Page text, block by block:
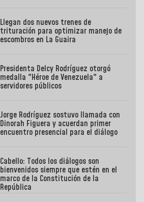
Llegan dos nuevos trenes de
trituración para optimizar manejo de
escombros en La Guaira
Presidenta Delcy Rodríguez otorgó
medalla "Héroe de Venezuela" a
servidores públicos
Jorge Rodríguez sostuvo llamada con
Dinorah Figuera y acuerdan primer
encuentro presencial para el diálogo
Cabello: Todos los diálogos son
bienvenidos siempre que estén en el
marco de la Constitución de la
República